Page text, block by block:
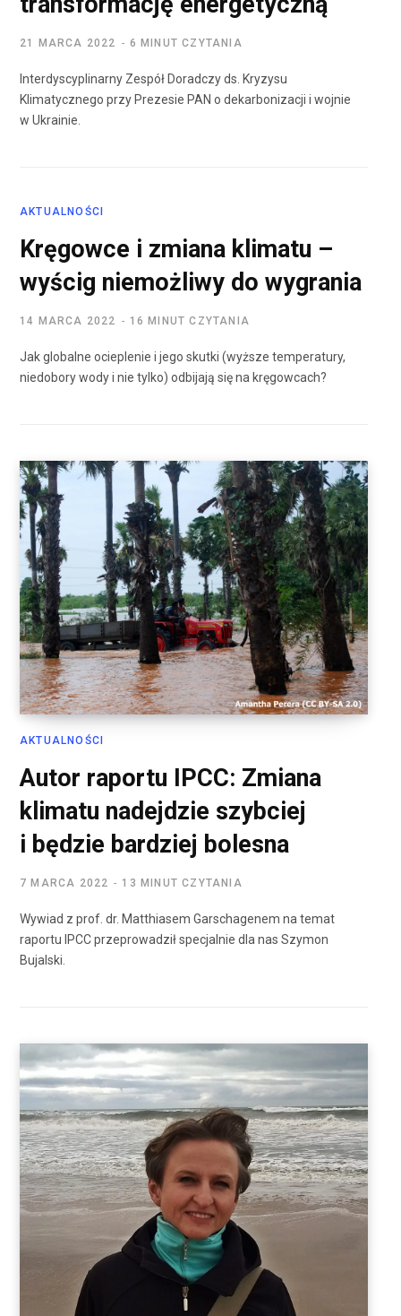
21 MARCA 2022 6 MINUT CZYTANIA
Interdyscyplinarny Zespół Doradczy ds. Kryzysu
Klimatycznego przy Prezesie PAN o dekarbonizacji i wojnie
w Ukrainie.
AKTUALNOŚCI
Kręgowce i zmiana klimatu –
wyścig niemożliwy do wygrania
14 MARCA 2022 16 MINUT CZYTANIA
Jak globalne ocieplenie i jego skutki (wyższe temperatury,
niedobory wody i nie tylko) odbijają się na kręgowcach?
AKTUALNOŚCI
Autor raportu IPCC: Zmiana
klimatu nadejdzie szybciej
i będzie bardziej bolesna
7 MARCA 2022 13 MINUT CZYTANIA
Wywiad z prof. dr. Matthiasem Garschagenem na temat
raportu IPCC przeprowadził specjalnie dla nas Szymon
Bujalski.